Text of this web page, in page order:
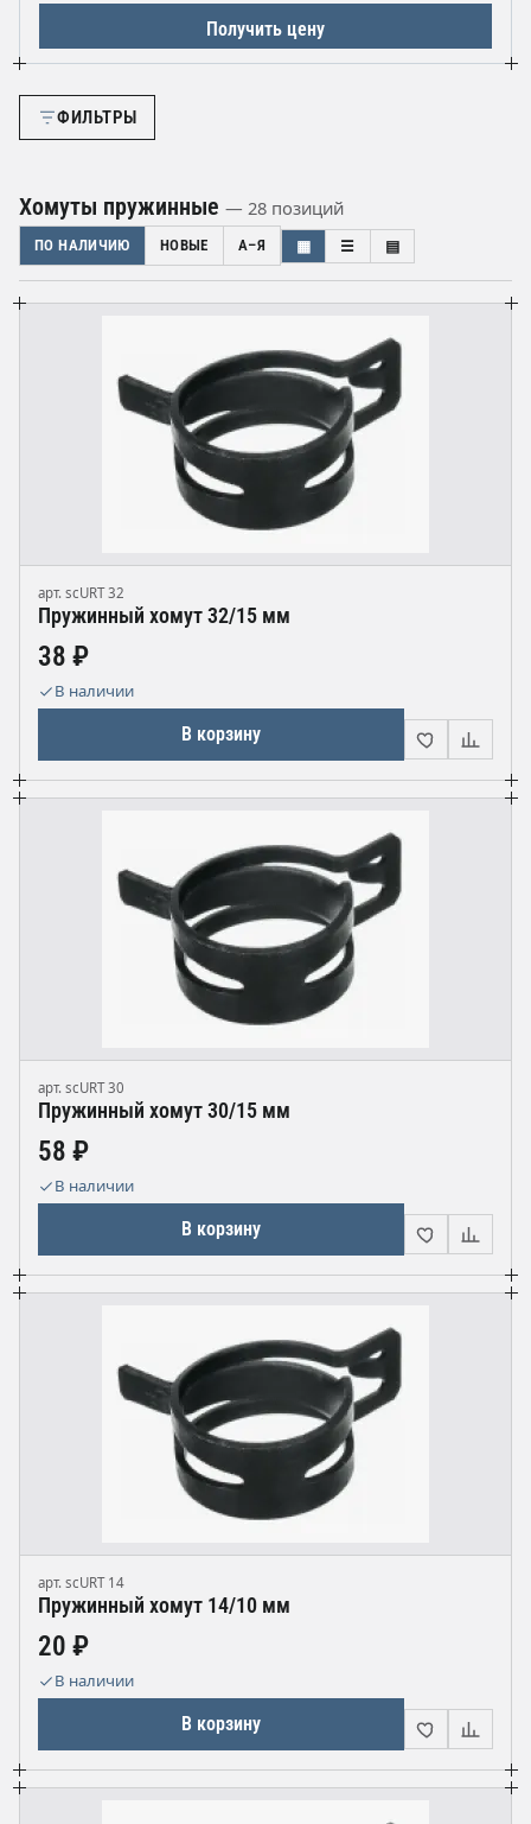
Получить цену
ФИЛЬТРЫ
Хомуты пружинные — 28 позиций
ПО НАЛИЧИЮ НОВЫЕ А–Я ▦ ☰ ▤
арт. scURT 32
Пружинный хомут 32/15 мм
38 ₽
В наличии
В корзину
арт. scURT 30
Пружинный хомут 30/15 мм
58 ₽
В наличии
В корзину
арт. scURT 14
Пружинный хомут 14/10 мм
20 ₽
В наличии
В корзину